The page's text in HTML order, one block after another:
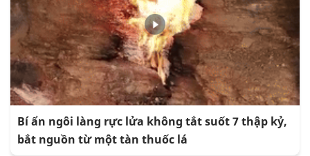
Bí ẩn ngôi làng rực lửa không tắt suốt 7 thập kỷ,
bắt nguồn từ một tàn thuốc lá